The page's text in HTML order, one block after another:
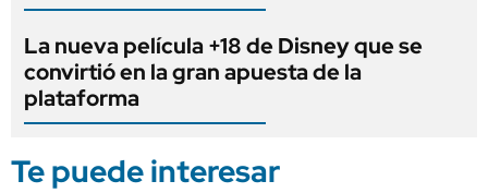
La nueva película +18 de Disney que se
convirtió en la gran apuesta de la
plataforma
Te puede interesar